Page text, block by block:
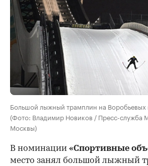
Большой лыжный трамплин на Воробьевых
(Фото: Владимир Новиков / Пресс-служба
Москвы)
В номинации «Спортивные
место занял большой лыжный